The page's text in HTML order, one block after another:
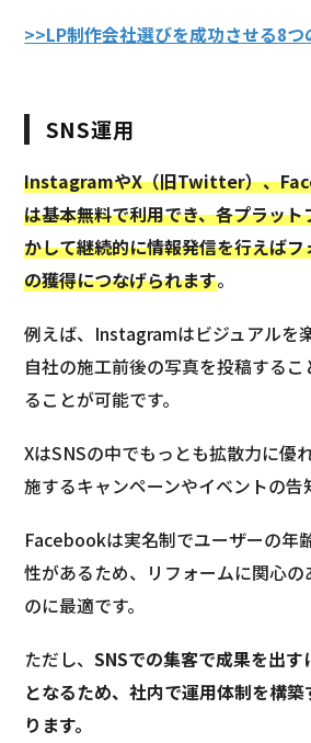
>>LP制作会社選びを成功させる8つ
SNS運用
InstagramやX（旧Twitter）、
は基本無料で利用でき、各プラッ
かして継続的に情報発信を行えば
の獲得につなげられます。
例えば、Instagramはビジュアルを
自社の施工前後の写真を投稿する
ることが可能です。
XはSNSの中でもっとも拡散力に優
施するキャンペーンやイベントの告
Facebookは実名制でユーザーの年
性があるため、リフォームに関心
のに最適です。
ただし、SNSでの集客で成果を出
となるため、社内で運用体制を構
ります。